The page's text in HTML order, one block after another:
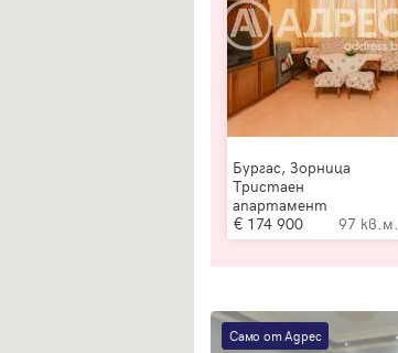
Бургас, Зорница
Тристаен
апартамент
174 900
97 кв.м.
Само от Адрес